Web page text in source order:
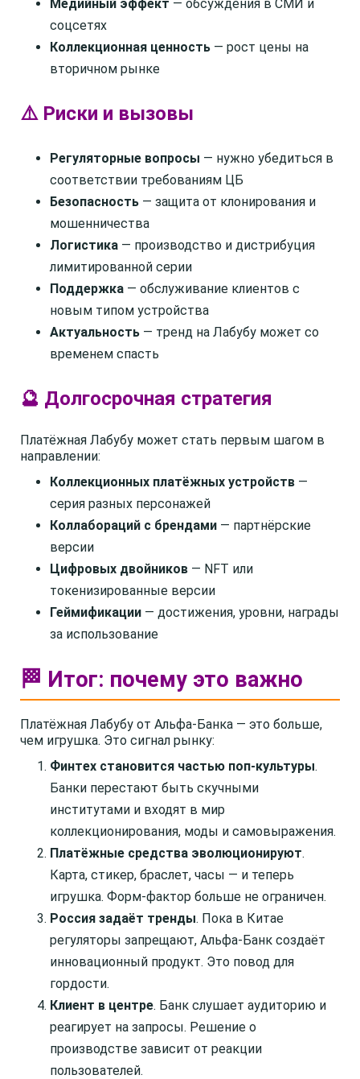
Медийный эффект — обсуждения в СМИ и
соцсетях
Коллекционная ценность — рост цены на
вторичном рынке
⚠️ Риски и вызовы
Регуляторные вопросы — нужно убедиться в
соответствии требованиям ЦБ
Безопасность — защита от клонирования и
мошенничества
Логистика — производство и дистрибуция
лимитированной серии
Поддержка — обслуживание клиентов с
новым типом устройства
Актуальность — тренд на Лабубу может со
временем спасть
🔮 Долгосрочная стратегия
Платёжная Лабубу может стать первым шагом в
направлении:
Коллекционных платёжных устройств —
серия разных персонажей
Коллабораций с брендами — партнёрские
версии
Цифровых двойников — NFT или
токенизированные версии
Геймификации — достижения, уровни, награды
за использование
🏁 Итог: почему это важно
Платёжная Лабубу от Альфа-Банка — это больше,
чем игрушка. Это сигнал рынку:
Финтех становится частью поп-культуры.
Банки перестают быть скучными
институтами и входят в мир
коллекционирования, моды и самовыражения.
Платёжные средства эволюционируют.
Карта, стикер, браслет, часы — и теперь
игрушка. Форм-фактор больше не ограничен.
Россия задаёт тренды. Пока в Китае
регуляторы запрещают, Альфа-Банк создаёт
инновационный продукт. Это повод для
гордости.
Клиент в центре. Банк слушает аудиторию и
реагирует на запросы. Решение о
производстве зависит от реакции
пользователей.